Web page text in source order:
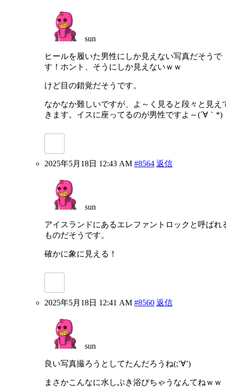
sun
ヒールを履いた男性にしか見えない写真だそうで
す！ホント、そうにしか見えないｗｗ
けど目の錯覚だそうです。
なかなか難しいですが、よ～く見ると段々と見え
きます。イスに座ってるのが男性ですよ～(´∀｀*)
2025年5月18日 12:43 AM #8564 返信
sun
アイスランドにあるエレファントロックと呼ばれ
ものだそうです。
確かに象に見える！
2025年5月18日 12:41 AM #8560 返信
sun
良い写真撮ろうとしてたんだろうね(;’∀’)
まさかこんなに水しぶき浴びちゃうなんてねｗｗ